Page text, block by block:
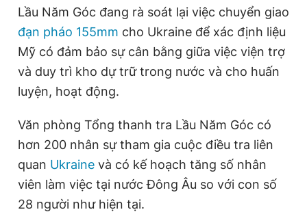
Lầu Năm Góc đang rà soát lại việc chuyển giao
đạn pháo 155mm cho Ukraine để xác định liệu
Mỹ có đảm bảo sự cân bằng giữa việc viện trợ
và duy trì kho dự trữ trong nước và cho huấn
luyện, hoạt động.
Văn phòng Tổng thanh tra Lầu Năm Góc có
hơn 200 nhân sự tham gia cuộc điều tra liên
quan Ukraine và có kế hoạch tăng số nhân
viên làm việc tại nước Đông Âu so với con số
28 người như hiện tại.